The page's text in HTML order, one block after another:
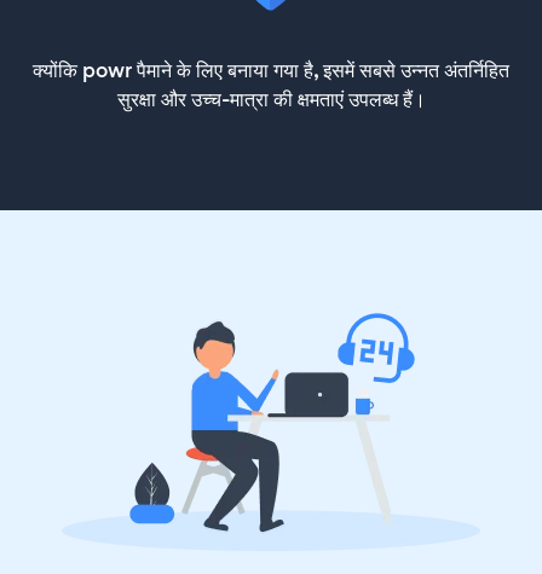
क्योंकि powr पैमाने के लिए बनाया गया है, इसमें सबसे उन्नत अंतर्निहित
सुरक्षा और उच्च-मात्रा की क्षमताएं उपलब्ध हैं।